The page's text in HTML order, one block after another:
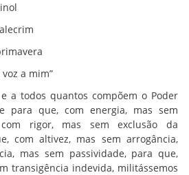
a mim”
a todos quantos compõem o Poder
para que, com energia, mas sem
rigor, mas sem exclusão da
com altivez, mas sem arrogância,
mas sem passividade, para que,
transigência indevida, militássemos